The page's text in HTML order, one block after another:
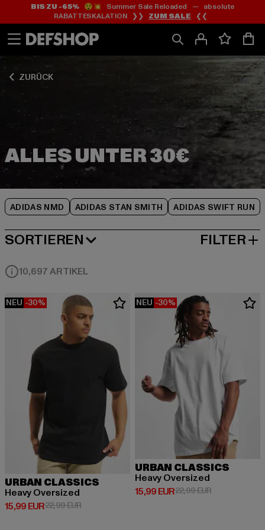
Zum
Inhalt
springen
Zum
Fußzeile
springen
BIS ZU -65%😲💥 Summer Sale Reloaded — absolute
RABATTESKALATION ❯❯ ZUM SALE ❮❮
ZURÜCK
ADIDAS NMD ADIDAS STAN SMITH ADIDAS SWIFT RUN
Zum
Produktraster
springen
SORTIEREN
BELIEBTESTE FILTER
10,697 ARTIKEL
NEU -30%
URBAN CLASSICS
Heavy Oversized
15,99 EUR
Derzeitiger Preis: 15,99 EUR
22,99 EURAktionspreis: 22,99 EUR
NEU -30%
URBAN CLASSICS
Heavy Oversized
15,99 EUR
Derzeitiger Preis: 15,99 EUR
22,99 EURAktionspreis: